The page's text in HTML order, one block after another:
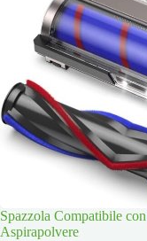
Spazzola Compatibile
Aspirapolvere